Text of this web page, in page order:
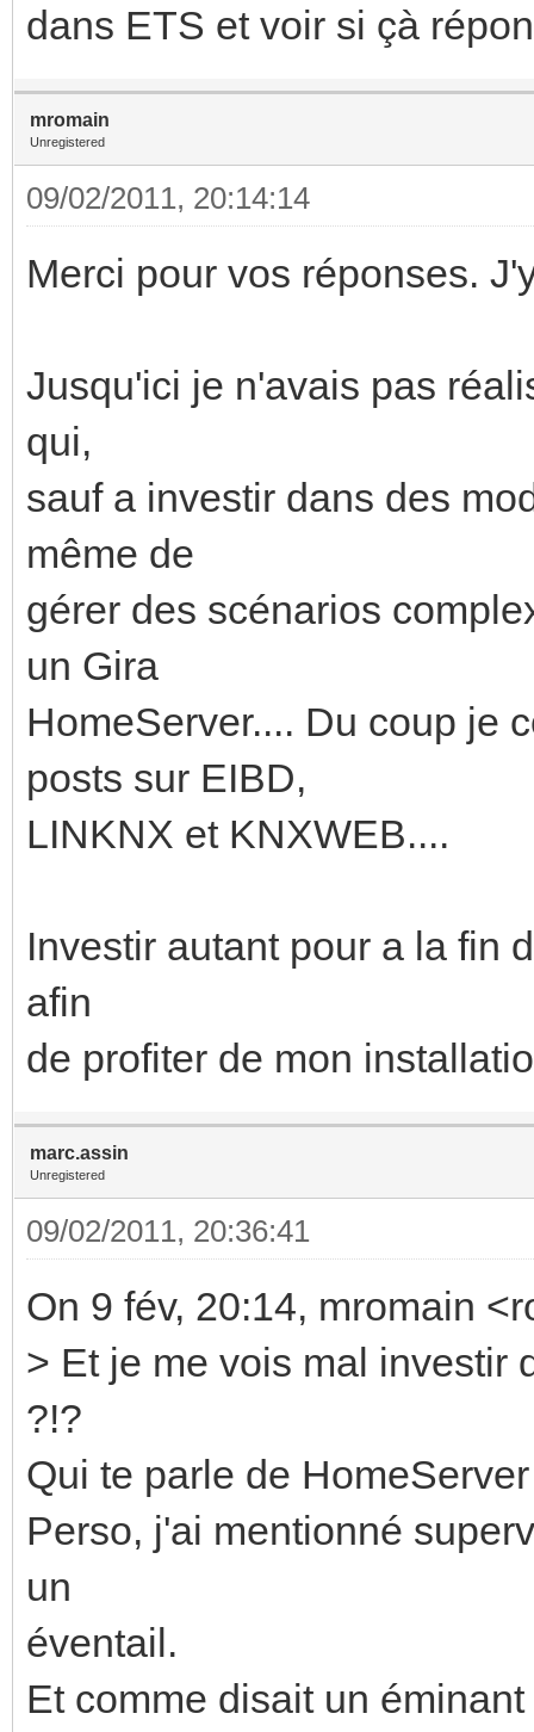
dans ETS et voir si çà
mromain
Unregistered
09/02/2011, 20:14:14
Merci pour vos réponses.
Jusqu'ici je n'avais pas
qui,
sauf a investir dans des
même de
gérer des scénarios
un Gira
HomeServer.... Du coup je
posts sur EIBD,
LINKNX et KNXWEB....
Investir autant pour a la fin
afin
de profiter de mon
marc.assin
Unregistered
09/02/2011, 20:36:41
On 9 fév, 20:14, mromain
> Et je me vois mal investir
?!?
Qui te parle de
Perso, j'ai mentionné
un
éventail.
Et comme disait un